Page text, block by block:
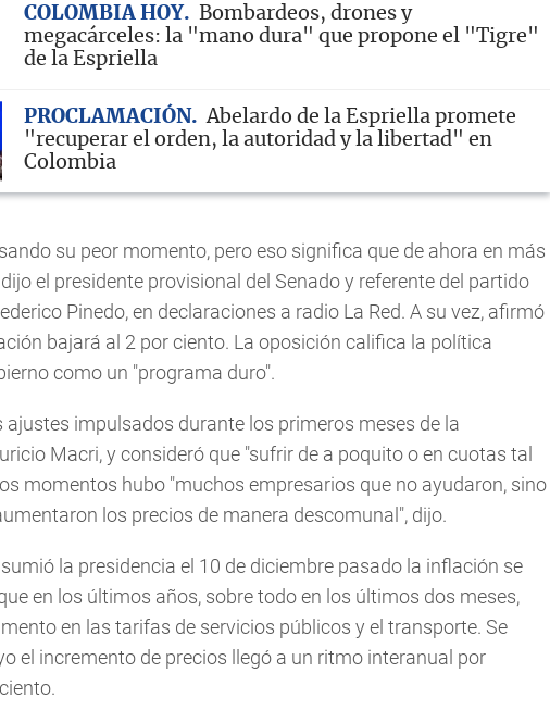
COLOMBIA HOY
Bombardeos, drones y
megacárceles: la "mano dura" que propone el "Tigre"
de la Espriella
PROCLAMACIÓN
Abelardo de la Espriella promete
"recuperar el orden, la autoridad y la libertad" en
Colombia
su peor momento, pero eso significa que de ahora en más
el presidente provisional del Senado y referente del partido
Pinedo, en declaraciones a radio La Red. A su vez, afirmó
bajará al 2 por ciento. La oposición califica la política
como un "programa duro".
ajustes impulsados durante los primeros meses de la
Macri, y consideró que "sufrir de a poquito o en cuotas tal
momentos hubo "muchos empresarios que no ayudaron, sino
los precios de manera descomunal", dijo.
la presidencia el 10 de diciembre pasado la inflación se
en los últimos años, sobre todo en los últimos dos meses,
en las tarifas de servicios públicos y el transporte. Se
el incremento de precios llegó a un ritmo interanual por